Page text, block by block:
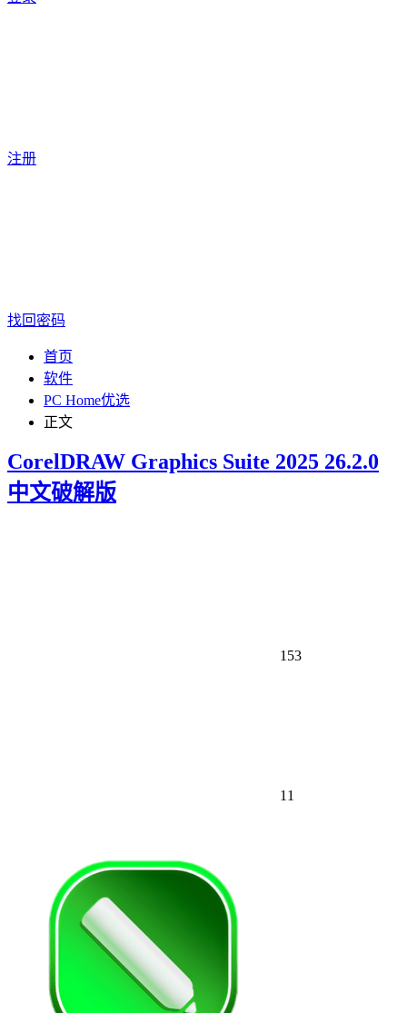
注册
找回密码
首页
软件
PC Home优选
正文
CorelDRAW Graphics Suite 2025 26.2.0
中文破解版
153
11